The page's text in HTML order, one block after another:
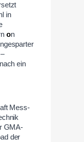
in
on
ein
Mess-
GMA-
der